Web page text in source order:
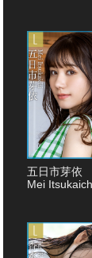
五日市芽依
Mei